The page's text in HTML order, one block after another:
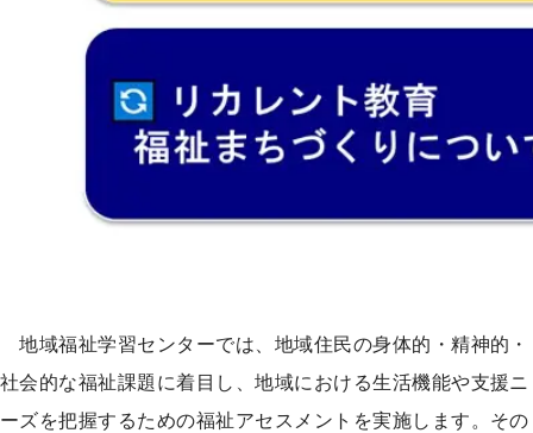
地域福祉学習センターでは、地域住民の身体的・精神的・
社会的な福祉課題に着目し、地域における生活機能や支援ニ
ーズを把握するための福祉アセスメントを実施します。その